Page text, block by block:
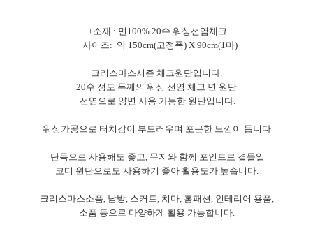
+소재 : 면100% 20수 워싱선염체크
+ 사이즈: 약 150cm(고정폭) X 90cm(1마)
크리스마스시즌 체크원단입니다.
20수 정도 두께의 워싱 선염 체크 면 원단
선염으로 양면 사용 가능한 원단입니다.
워싱가공으로 터치감이 부드러우며 포근한 느낌이 듭니다
단독으로 사용해도 좋고, 무지와 함께 포인트로 곁들일
코디 원단으로도 사용하기 좋아 활용도가 높습니다.
크리스마스소품, 남방, 스커트, 치마, 홈패션, 인테리어 용품,
소품 등으로 다양하게 활용 가능합니다.